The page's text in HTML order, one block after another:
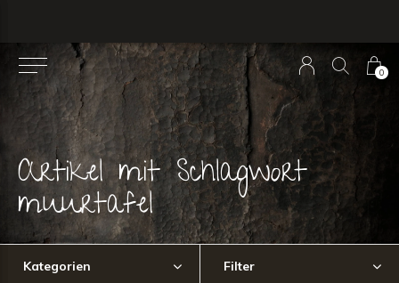
0
Artikel mit Schlagwort
muurtafel
Kategorien Filter